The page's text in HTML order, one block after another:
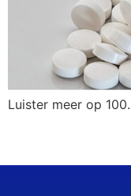
Luister meer op